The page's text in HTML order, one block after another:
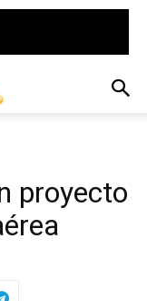
proyecto